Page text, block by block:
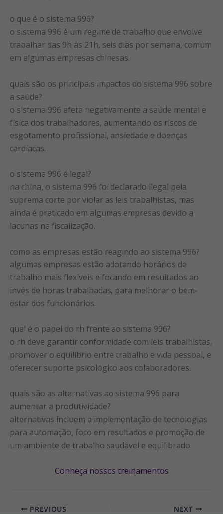
o que é o sistema 996?
o sistema 996 é um regime de trabalho que envolve
trabalhar das 9h às 21h, seis dias por semana, comum
em algumas empresas chinesas.
quais são os principais impactos do sistema 996 sobre
a saúde?
o sistema 996 afeta negativamente a saúde mental e
física dos trabalhadores, aumentando os riscos de
esgotamento profissional, ansiedade e doenças
cardíacas.
o sistema 996 é legal?
na china, o sistema 996 foi declarado ilegal pela
suprema corte por violar as leis trabalhistas, mas
ainda é praticado em algumas empresas devido a
lacunas na fiscalização.
como as empresas estão reagindo ao sistema 996?
algumas empresas estão adotando horários de
trabalho mais flexíveis e focando em resultados ao
invés de horas trabalhadas, para melhorar o bem-
estar dos funcionários.
qual é o papel do rh frente ao sistema 996?
o rh deve garantir conformidade com leis trabalhistas,
promover o equilíbrio entre trabalho e vida pessoal, e
oferecer suporte psicológico aos colaboradores.
quais são as alternativas ao sistema 996 para
aumentar a produtividade?
alternativas incluem a implementação de tecnologias
para automação, foco em resultados e promoção de
um ambiente de trabalho saudável e equilibrado.
Conheça nossos treinamentos
PREVIOUS NEXT